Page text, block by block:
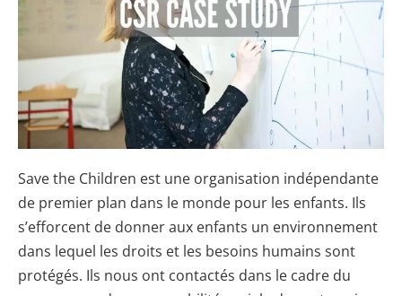
Étude
de
cas
en
RSE
Save the Children est une organisation indépendante
de premier plan dans le monde pour les enfants. Ils
s’efforcent de donner aux enfants un environnement
dans lequel les droits et les besoins humains sont
protégés. Ils nous ont contactés dans le cadre du